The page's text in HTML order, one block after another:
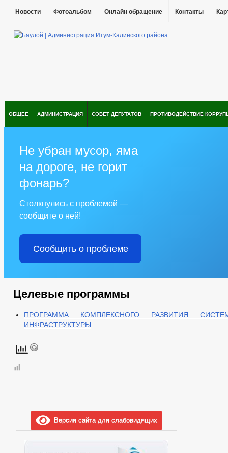
Новости Фотоальбом Онлайн обращение Контакты
ОБЩЕЕ АДМИНИСТРАЦИЯ СОВЕТ ДЕПУТАТОВ ПРОТИВОДЕЙСТВИЕ
Не убран мусор, яма
на дороге, не горит
фонарь?
Столкнулись с проблемой —
сообщите о ней!
Сообщить о проблеме
Целевые программы
ПРОГРАММА КОМПЛЕКСНОГО РАЗВИТИЯ
ИНФРАСТРУКТУРЫ
Версия сайта для слабовидящих